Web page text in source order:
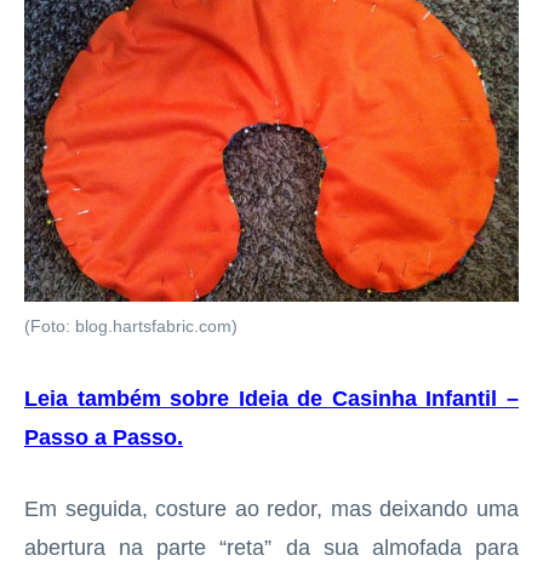
(Foto: blog.hartsfabric.com)
Leia também sobre Ideia de Casinha Infantil –
Passo a Passo.
Em seguida, costure ao redor, mas deixando uma
abertura na parte “reta” da sua almofada para